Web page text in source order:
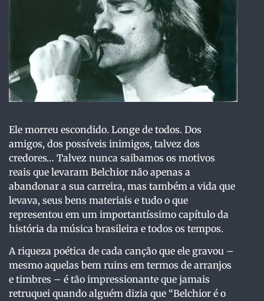
Ele morreu escondido. Longe de todos. Dos
amigos, dos possíveis inimigos, talvez dos
credores… Talvez nunca saibamos os motivos
reais que levaram Belchior não apenas a
abandonar a sua carreira, mas também a vida que
levava, seus bens materiais e tudo o que
representou em um importantíssimo capítulo da
história da música brasileira e todos os tempos.
A riqueza poética de cada canção que ele gravou –
mesmo aquelas bem ruins em termos de arranjos
e timbres – é tão impressionante que jamais
retruquei quando alguém dizia que “Belchior é o